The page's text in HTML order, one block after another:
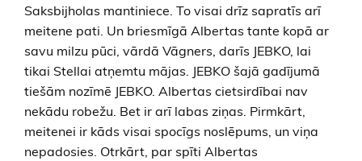
Saksbijholas mantiniece. To visai drīz sapratīs arī
meitene pati. Un briesmīgā Albertas tante kopā ar
savu milzu pūci, vārdā Vāgners, darīs JEBKO, lai
tikai Stellai atņemtu mājas. JEBKO šajā gadījumā
tiešām nozīmē JEBKO. Albertas cietsirdībai nav
nekādu robežu. Bet ir arī labas ziņas. Pirmkārt,
meitenei ir kāds visai spocīgs noslēpums, un viņa
nepadosies. Otrkārt, par spīti Albertas